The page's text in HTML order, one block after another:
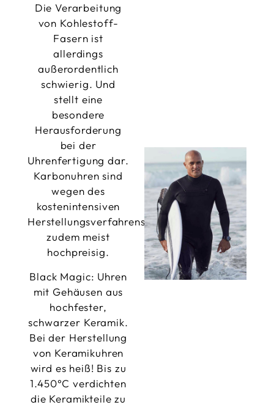
Die Verarbeitung
von Kohlestoff-
Fasern ist
allerdings
außerordentlich
schwierig. Und
stellt eine
besondere
Herausforderung
bei der
Uhrenfertigung dar.
Karbonuhren sind
wegen des
kostenintensiven
Herstellungsverfahrens
zudem meist
hochpreisig.
Black Magic: Uhren
mit Gehäusen aus
hochfester,
schwarzer Keramik.
Bei der Herstellung
von Keramikuhren
wird es heiß! Bis zu
1.450°C verdichten
die Keramikteile zu